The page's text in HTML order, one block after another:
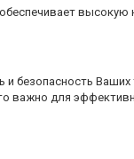
важно для